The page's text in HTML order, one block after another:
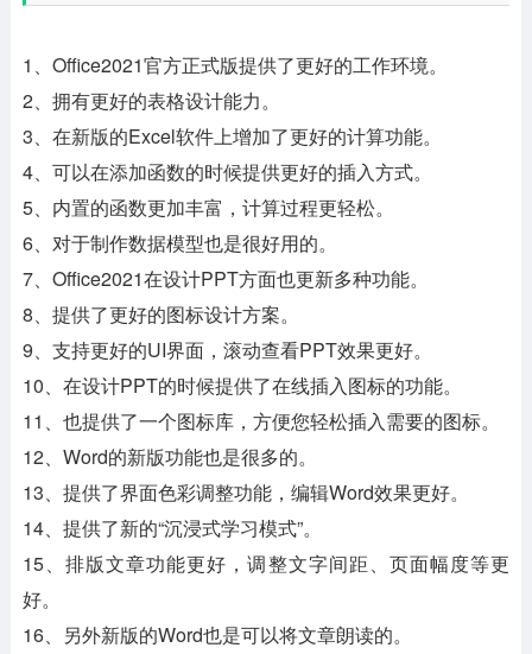
1、Office2021官方正式版提供了更好的工作环境。
2、拥有更好的表格设计能力。
3、在新版的Excel软件上增加了更好的计算功能。
4、可以在添加函数的时候提供更好的插入方式。
5、内置的函数更加丰富，计算过程更轻松。
6、对于制作数据模型也是很好用的。
7、Office2021在设计PPT方面也更新多种功能。
8、提供了更好的图标设计方案。
9、支持更好的UI界面，滚动查看PPT效果更好。
10、在设计PPT的时候提供了在线插入图标的功能。
11、也提供了一个图标库，方便您轻松插入需要的图标。
12、Word的新版功能也是很多的。
13、提供了界面色彩调整功能，编辑Word效果更好。
14、提供了新的“沉浸式学习模式”。
15、排版文章功能更好，调整文字间距、页面幅度等更
好。
16、另外新版的Word也是可以将文章朗读的。